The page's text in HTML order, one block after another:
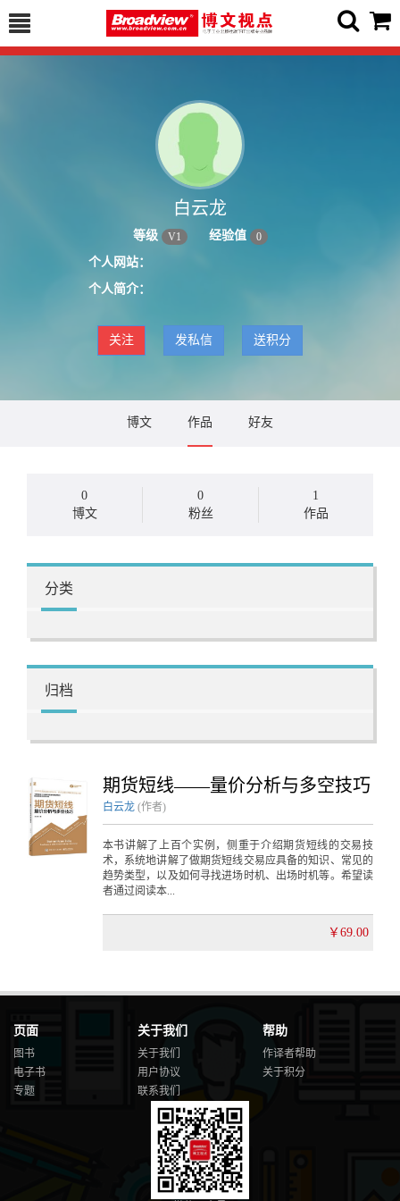
白云龙
等级 V1 经验值 0
个人网站：
个人简介：
关注 发私信 送积分
博文 作品 好友
0
博文
0
粉丝
1
作品
分类
归档
期货短线——量价分析与多空技巧
白云龙 (作者)
本书讲解了上百个实例，侧重于介绍期货短线的交易技
术，系统地讲解了做期货短线交易应具备的知识、常见的
趋势类型，以及如何寻找进场时机、出场时机等。希望读
者通过阅读本...
￥69.00
页面
图书
电子书
专题
关于我们
关于我们
用户协议
联系我们
帮助
作译者帮助
关于积分